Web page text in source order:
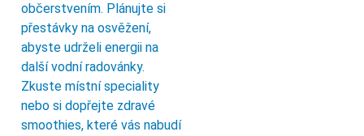
občerstvením. Plánujte si
přestávky na osvěžení,
abyste udrželi energii na
další vodní radovánky.
Zkuste místní speciality
nebo si dopřejte zdravé
smoothies, které vás nabudí